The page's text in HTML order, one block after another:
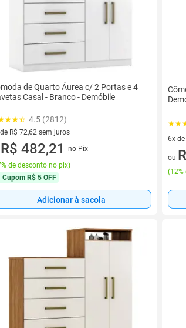
de Quarto Áurea c/ 2 Portas e 4
Casal - Branco - Demóbile
4.5 (2812)
R$ 72,62 sem juros
de R$ 72,62 sem juros
R$ 482,21
no Pix
de desconto no pix)
Cupom R$ 5 OFF
Adicionar à sacola
6x
6
ou
(